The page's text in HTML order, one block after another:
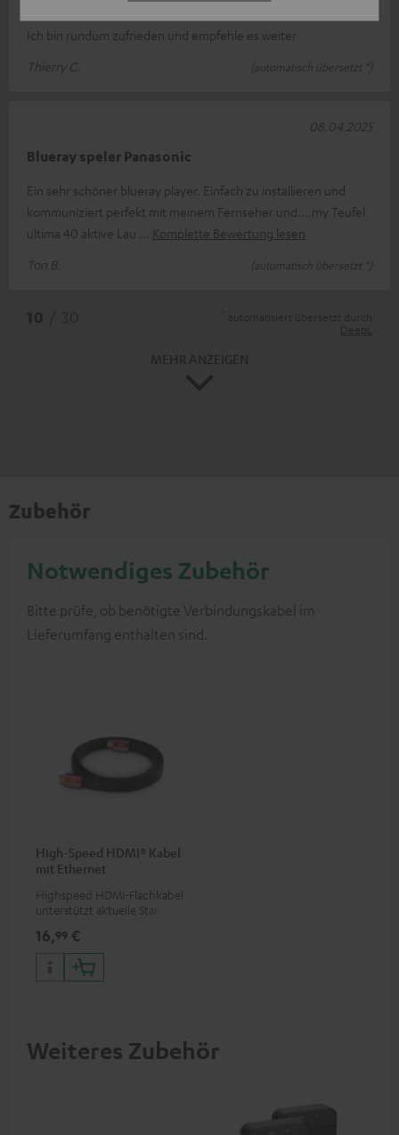
Ich bin rundum zufrieden und empfehle es weiter
Thierry C.
(automatisch übersetzt *)
Blueray speler Panasonic
Ein sehr schöner blueray player. Einfach zu installieren und
kommuniziert perfekt mit meinem Fernseher und....my Teufel
ultima 40 aktive Lau
Komplette Bewertung lesen
Ton B.
(automatisch übersetzt *)
08.04.2025
Zubehör
Notwendiges Zubehör
Bitte prüfe, ob benötigte Verbindungskabel im
Lieferumfang enthalten sind.
High-Speed HDMI® Kabel
mit Ethernet
Highspeed HDMI-Flachkabel
unterstützt aktuelle Standards
16,99 €
Weiteres Zubehör